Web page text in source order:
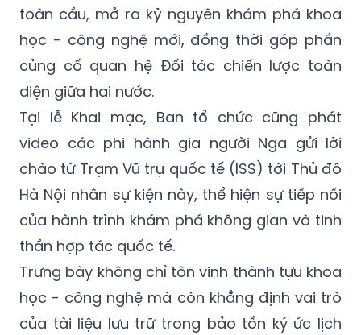
toàn cầu, mở ra kỷ nguyên khám phá khoa
học - công nghệ mới, đồng thời góp phần
củng cố quan hệ Đối tác chiến lược toàn
diện giữa hai nước.
Tại lễ Khai mạc, Ban tổ chức cũng phát
video các phi hành gia người Nga gửi lời
chào từ Trạm Vũ trụ quốc tế (ISS) tới Thủ đô
Hà Nội nhân sự kiện này, thể hiện sự tiếp nối
của hành trình khám phá không gian và tinh
thần hợp tác quốc tế.
Trưng bày không chỉ tôn vinh thành tựu khoa
học - công nghệ mà còn khẳng định vai trò
của tài liệu lưu trữ trong bảo tồn ký ức lịch